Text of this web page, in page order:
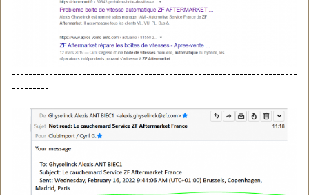
---------------------------------------------------------------------
---------